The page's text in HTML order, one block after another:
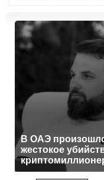
В ОАЭ
жестокое